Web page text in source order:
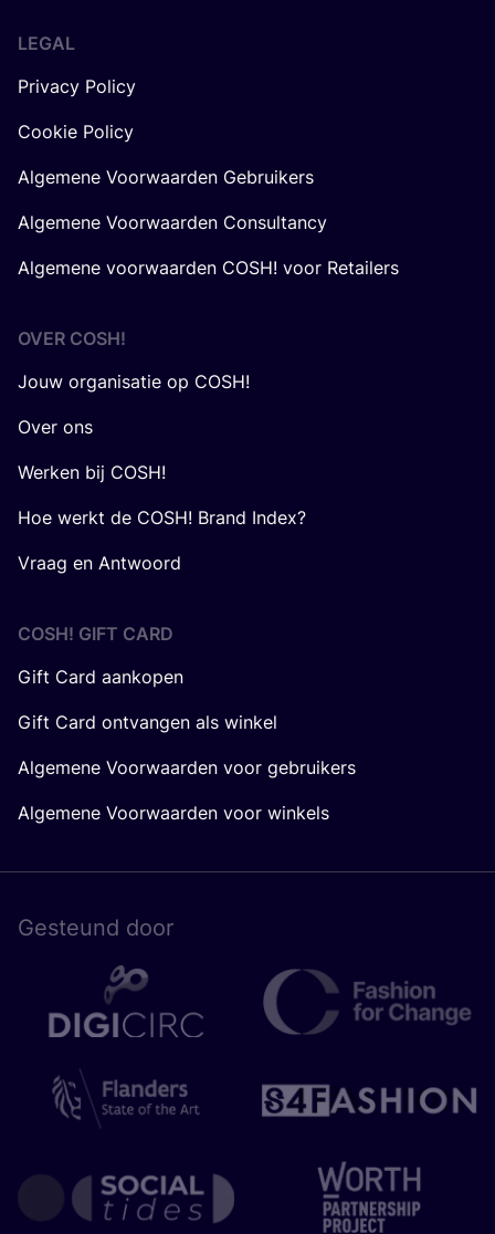
LEGAL
Privacy Policy
Cookie Policy
Algemene Voorwaarden Gebruikers
Algemene Voorwaarden Consultancy
Algemene voorwaarden COSH! voor Retailers
OVER COSH!
Jouw organisatie op COSH!
Over ons
Werken bij COSH!
Hoe werkt de COSH! Brand Index?
Vraag en Antwoord
COSH! GIFT CARD
Gift Card aankopen
Gift Card ontvangen als winkel
Algemene Voorwaarden voor gebruikers
Algemene Voorwaarden voor winkels
Gesteund door